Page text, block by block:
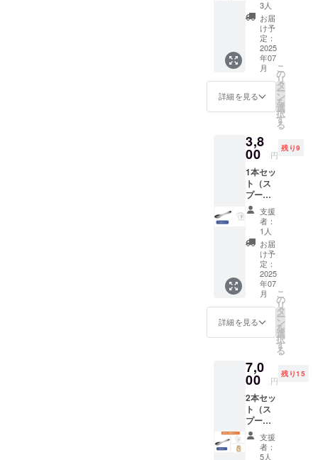
方に戻って
くるかもし
れない、地
域活性化に
興味を持っ
てくれるか
もしれな
それを実現
するため
に、私たち
は活動して
います。
ナルレ
シピ 1
ピ）
スプー
ンで食
べるの
におす
すめの
学生オ
リジナ
ルレシ
ピが付
いてき
【リ
ターン
内容】
・ス
プーン
（シル
バー）
×4本 ・
オリジ
ナルレ
シピ 1
3人
お届
け予
定：
2025
年07
月
詳細を見る
こ
の
リ
タ
ー
ン
を
選
択
す
る
3,8
00 円
残り9
1本セッ
ト（ス
プーン1
本・レ
シ
ピ）
金属の
表面に
発生す
る酸化
物を使
用する
「黒染
め」と
いう伝
統的な
染めて
いま
す。非
常に希
少価値
の高い
スプー
ンで
す。 学
支援
者：
1人
お届
け予
定：
2025
年07
月
詳細を見る
こ
の
リ
タ
ー
ン
を
選
択
す
る
7,0
00 円
残り15
2本セッ
ト（ス
プー
ン・レ
シ
ピ）
支援
者：
5人